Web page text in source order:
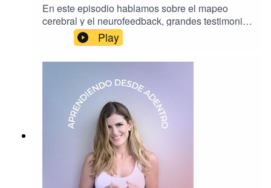
En este episodio hablamos sobre el mapeo
cerebral y el neurofeedback, grandes testimonios
de mejoras y como obtener los mejores
beneficios para la salud mental. Conecta con
santiago en www.instagram.com/neurosantiago
lab.comhttp://www.youtube.com/@SantiagoBran
dqEEGSígueme en redes:☆ Instagram
www.instagram.com/bernayoga☆ Tiktok
www.tiktok.com/bernayoga➪ Suscríbete a mi
newsletter para seguir inspirándote:
https://bernayoga.myflodesk.com/youtube➪
www.bernayoga.com
Play